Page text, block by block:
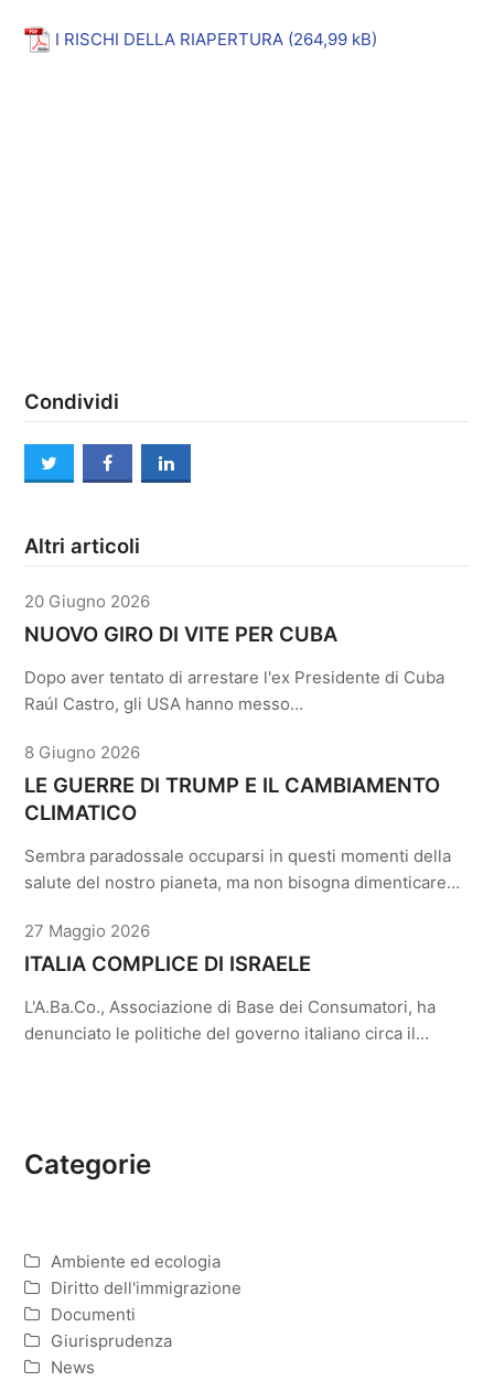
I RISCHI DELLA RIAPERTURA
Condividi
twitter facebooklinkedin
Altri articoli
20 Giugno 2026
NUOVO GIRO DI VITE PER CUBA
Dopo aver tentato di arrestare l'ex Presidente di Cuba
Raúl Castro, gli USA hanno messo…
8 Giugno 2026
LE GUERRE DI TRUMP E IL CAMBIAMENTO
CLIMATICO
Sembra paradossale occuparsi in questi momenti della
salute del nostro pianeta, ma non bisogna dimenticare…
27 Maggio 2026
ITALIA COMPLICE DI ISRAELE
L'A.Ba.Co., Associazione di Base dei Consumatori, ha
denunciato le politiche del governo italiano circa il…
Categorie
Ambiente ed ecologia
Diritto dell'immigrazione
Documenti
Giurisprudenza
News